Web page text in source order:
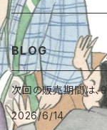
トートバッグ
帆布ポーチ
手提げ巾着
靴下
たためる布バッグ
封筒
ステッカー
カレンダー
能〈安宅〉
能〈道成寺〉
能〈小鍛冶〉
BLOG
次回の販売期間は、
2026/6/14